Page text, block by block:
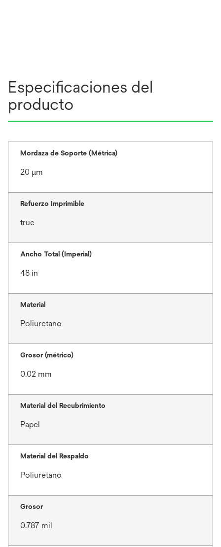
Especificaciones del
producto
Mordaza de Soporte (Métrica)
20 μm
Refuerzo Imprimible
true
Ancho Total (Imperial)
48 in
Material
Poliuretano
Grosor (métrico)
0.02 mm
Material del Recubrimiento
Papel
Material del Respaldo
Poliuretano
Grosor
0.787 mil